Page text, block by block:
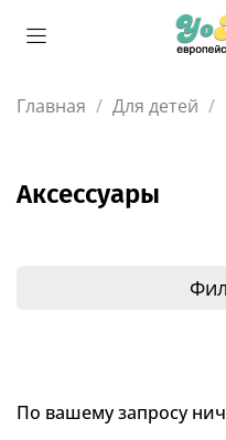
Главная Для детей
Аксессуары
По вашему запросу